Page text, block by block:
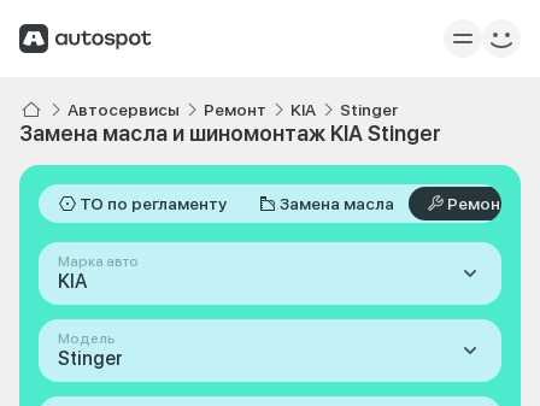
Автосервисы Ремонт KIA Stinger
Замена масла и шиномонтаж KIA Stinger
ТО по регламенту Замена масла Ремонт
Марка авто
KIA
Модель
Stinger